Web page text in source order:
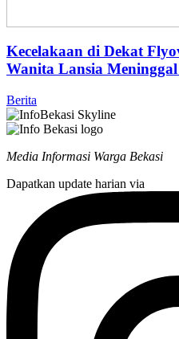
Kecelakaan di Dekat
Wanita Lansia Meninggal
Berita
Media Informasi Warga Bekasi
Dapatkan update harian via